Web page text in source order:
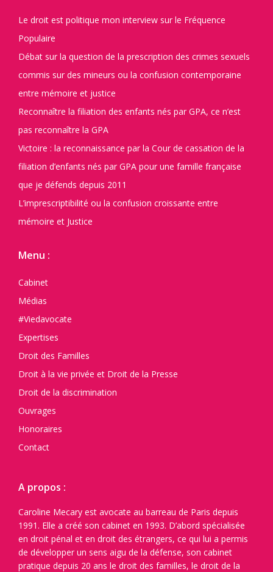
Le droit est politique mon interview sur le Fréquence
Populaire
Débat sur la question de la prescription des crimes sexuels
commis sur des mineurs ou la confusion contemporaine
entre mémoire et justice
Reconnaître la filiation des enfants nés par GPA, ce n’est
pas reconnaître la GPA
Victoire : la reconnaissance par la Cour de cassation de la
filiation d’enfants nés par GPA pour une famille française
que je défends depuis 2011
L’imprescriptibilité ou la confusion croissante entre
mémoire et Justice
Menu :
Cabinet
Médias
#Viedavocate
Expertises
Droit des Familles
Droit à la vie privée et Droit de la Presse
Droit de la discrimination
Ouvrages
Honoraires
Contact
A propos :
Caroline Mecary est avocate au barreau de Paris depuis
1991. Elle a créé son cabinet en 1993. D’abord spécialisée
en droit pénal et en droit des étrangers, ce qui lui a permis
de développer un sens aigu de la défense, son cabinet
pratique depuis 20 ans le droit des familles, le droit de la